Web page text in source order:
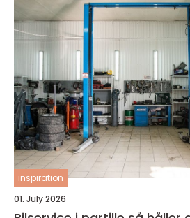
inspiration
01. July 2026